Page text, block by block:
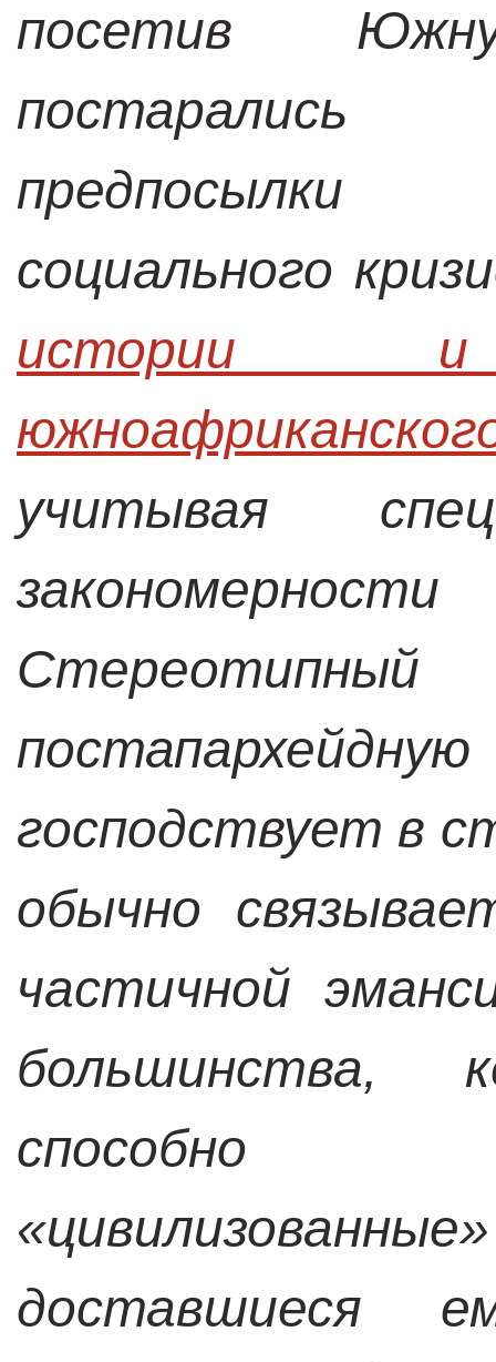
посетив
постарались
социального
истории и
учитывая
господствует в
обычно
частичной
большинства,
способно
доставшиеся